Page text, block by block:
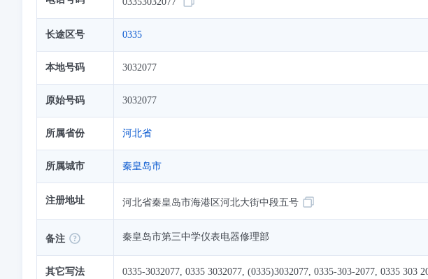
长途区号 0335
本地号码 3032077
原始号码 3032077
所属省份 河北省
所属城市 秦皇岛市
注册地址 河北省秦皇岛市海港区河北大街中段五号
备注 秦皇岛市第三中学仪表电器修理部
其它写法 0335-3032077, 0335 3032077, (0335)3032077, 0335-303-2077, 0335 303